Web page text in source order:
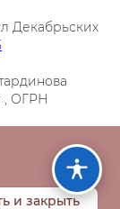
Декабрьских
, ОГРН
и закрыть